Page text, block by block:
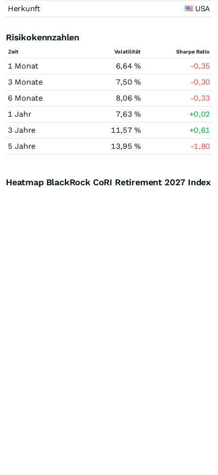
Herkunft USA
Risikokennzahlen
Zeit Volatilität Sharpe Ratio
1 Monat 6,64 %
-0,35
3 Monate
7,50 %
-0,30
6 Monate
8,06 %
-0,33
1 Jahr
7,63 %
+0,02
3 Jahre
11,57 %
+0,61
5 Jahre
13,95 % -1,80
Heatmap BlackRock CoRI Retirement 2027 Index